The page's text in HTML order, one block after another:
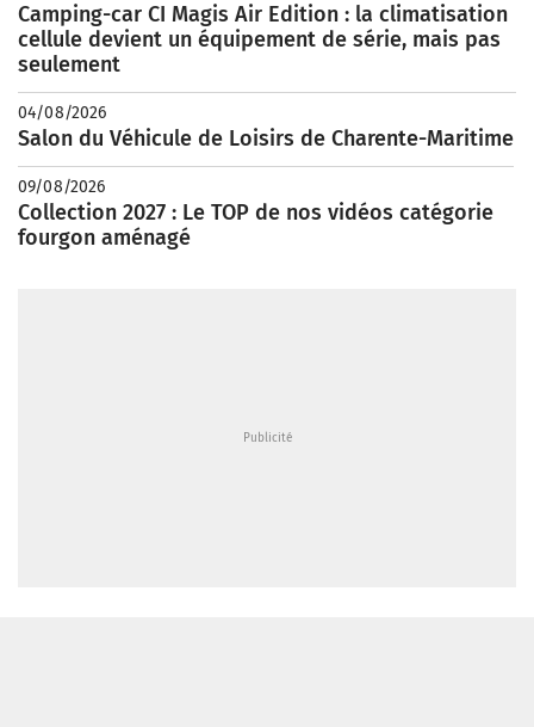
Camping-car CI Magis Air Edition : la climatisation
cellule devient un équipement de série, mais pas
seulement
04/08/2026
Salon du Véhicule de Loisirs de Charente-Maritime
09/08/2026
Collection 2027 : Le TOP de nos vidéos catégorie
fourgon aménagé